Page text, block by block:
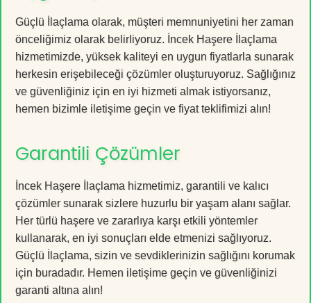
Güçlü İlaçlama olarak, müşteri memnuniyetini her zaman
önceliğimiz olarak belirliyoruz. İncek Haşere İlaçlama
hizmetimizde, yüksek kaliteyi en uygun fiyatlarla sunarak
herkesin erişebileceği çözümler oluşturuyoruz. Sağlığınız
ve güvenliğiniz için en iyi hizmeti almak istiyorsanız,
hemen bizimle iletişime geçin ve fiyat teklifimizi alın!
Garantili Çözümler
İncek Haşere İlaçlama hizmetimiz, garantili ve kalıcı
çözümler sunarak sizlere huzurlu bir yaşam alanı sağlar.
Her türlü haşere ve zararlıya karşı etkili yöntemler
kullanarak, en iyi sonuçları elde etmenizi sağlıyoruz.
Güçlü İlaçlama, sizin ve sevdiklerinizin sağlığını korumak
için buradadır. Hemen iletişime geçin ve güvenliğinizi
garanti altına alın!